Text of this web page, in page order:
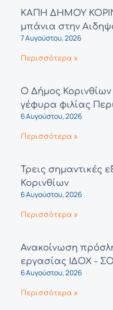
ΚΑΠΗ ΔΗΜΟΥ
μπάνια στην
7 Αυγούστου, 2026
Περισσότερα »
Ο Δήμος Κορινθίων
γέφυρα φιλίας
6 Αυγούστου, 2026
Περισσότερα »
Τρεις σημαντικές
Κορινθίων
6 Αυγούστου, 2026
Περισσότερα »
Ανακοίνωση
εργασίας ΙΔΟΧ -
6 Αυγούστου, 2026
Περισσότερα »